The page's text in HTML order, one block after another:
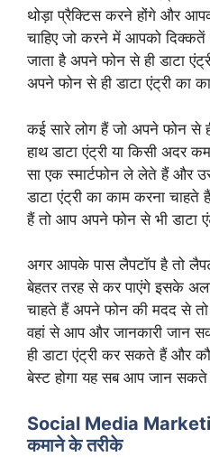
थोड़ा प्रैक्टिस करने होंगे और
चाहिए जो करने में आपको
जाता है अपने फोन से ही डाटा
अपने फोन से ही डाटा एंट्री का
कई सारे लोग हैं जो अपने फोन से
हाथ डाटा एंट्री या किसी अदर
सा एक स्मार्टफोन ले लेते हैं और
डाटा एंट्री का काम करना
हैं तो आप अपने फोन से भी डाटा
अगर आपके पास लैपटॉप है तो
बेहतर तरह से कर पाएंगे इसके
चाहते हैं अपने फोन की मदद से
वहां से आप और जानकारी जान
ही डाटा एंट्री कर सकते हैं और
बेस्ट होगा यह सब आप जान सकते
Social Media
कमाने के तरीके